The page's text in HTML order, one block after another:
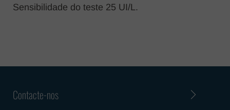
Sensibilidade do teste 25 UI/L.
Contacte-nos